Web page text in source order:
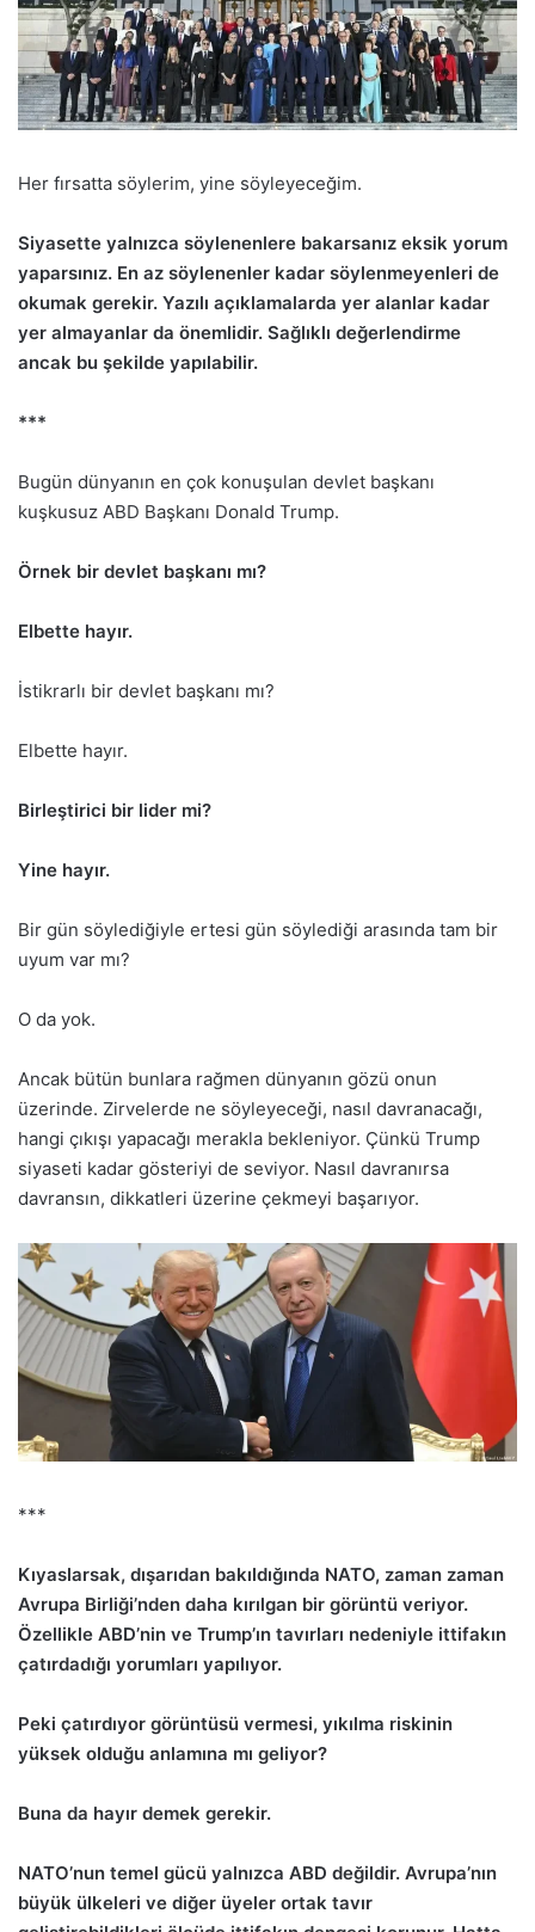
Her fırsatta söylerim, yine söyleyeceğim.
Siyasette yalnızca söylenenlere bakarsanız eksik yorum
yaparsınız. En az söylenenler kadar söylenmeyenleri de
okumak gerekir. Yazılı açıklamalarda yer alanlar kadar
yer almayanlar da önemlidir. Sağlıklı değerlendirme
ancak bu şekilde yapılabilir.
***
Bugün dünyanın en çok konuşulan devlet başkanı
kuşkusuz ABD Başkanı Donald Trump.
Örnek bir devlet başkanı mı?
Elbette hayır.
İstikrarlı bir devlet başkanı mı?
Elbette hayır.
Birleştirici bir lider mi?
Yine hayır.
Bir gün söylediğiyle ertesi gün söylediği arasında tam bir
uyum var mı?
O da yok.
Ancak bütün bunlara rağmen dünyanın gözü onun
üzerinde. Zirvelerde ne söyleyeceği, nasıl davranacağı,
hangi çıkışı yapacağı merakla bekleniyor. Çünkü Trump
siyaseti kadar gösteriyi de seviyor. Nasıl davranırsa
davransın, dikkatleri üzerine çekmeyi başarıyor.
***
Kıyaslarsak, dışarıdan bakıldığında NATO, zaman zaman
Avrupa Birliği’nden daha kırılgan bir görüntü veriyor.
Özellikle ABD’nin ve Trump’ın tavırları nedeniyle ittifakın
çatırdadığı yorumları yapılıyor.
Peki çatırdıyor görüntüsü vermesi, yıkılma riskinin
yüksek olduğu anlamına mı geliyor?
Buna da hayır demek gerekir.
NATO’nun temel gücü yalnızca ABD değildir. Avrupa’nın
büyük ülkeleri ve diğer üyeler ortak tavır